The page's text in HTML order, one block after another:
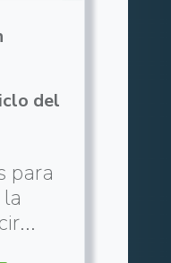
del
para